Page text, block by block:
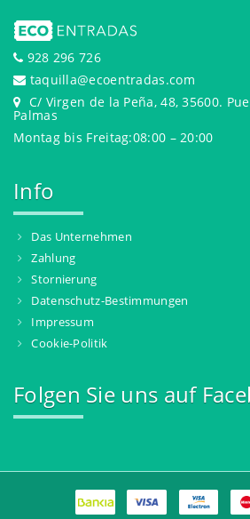
928 296 726
taquilla@ecoentradas.com
C/ Virgen de la Peña, 48, 35600.
Palmas
Montag bis Freitag:08:00 – 20:00
Info
Das Unternehmen
Zahlung
Stornierung
Datenschutz-Bestimmungen
Impressum
Cookie-Politik
Folgen Sie uns auf